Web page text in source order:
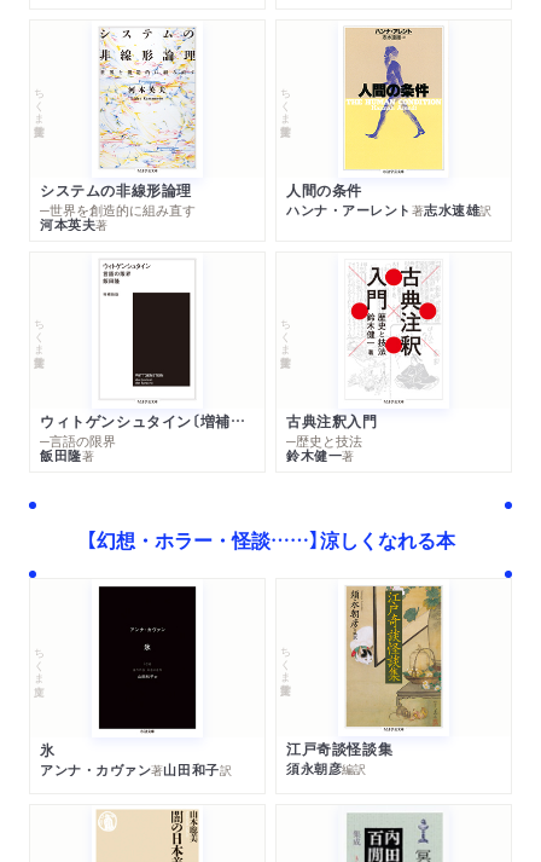
ちくま学芸文庫
システムの非線形論理
─世界を創造的に組み直す
河本英夫著
ちくま学芸文庫
人間の条件
ハンナ・アーレント 著志水速雄訳
ちくま学芸文庫
ウィトゲンシュタイン〔増補新版〕
─言語の限界
飯田隆著
ちくま学芸文庫
古典注釈入門
─歴史と技法
鈴木健一著
【幻想・ホラー・怪談……】涼しくなれる本
ちくま文庫
氷
アンナ・カヴァン著山田和子訳
ちくま学芸文庫
江戸奇談怪談集
須永朝彦編訳